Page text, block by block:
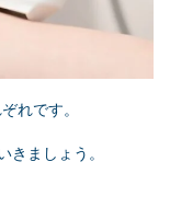
れです。
きましょう。